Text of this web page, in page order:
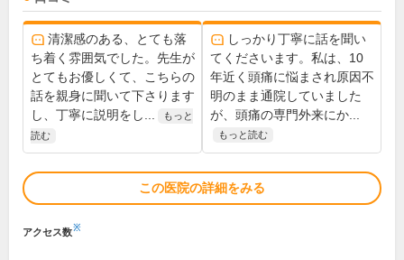
清潔感のある、とても落
ち着く雰囲気でした。先生が
とてもお優しくて、こちらの
話を親身に聞いて下さります
し、丁寧に説明をし...
もっと
読む
しっかり丁寧に話を聞い
てくださいます。私は、10
年近く頭痛に悩まされ原因不
明のまま通院していました
が、頭痛の専門外来にか...
もっと読む
この医院の詳細をみる
アクセス数※